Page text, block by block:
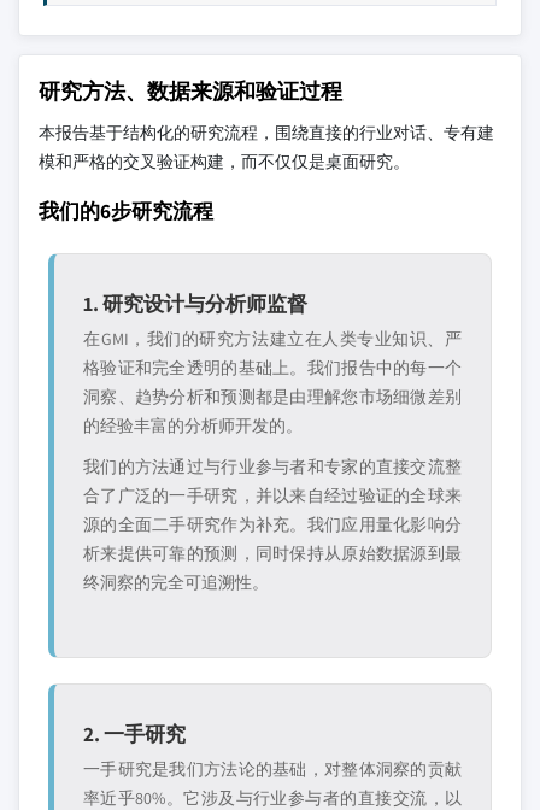
研究方法、数据来源和验证过程
本报告基于结构化的研究流程，围绕直接的行业对话、专有建
模和严格的交叉验证构建，而不仅仅是桌面研究。
我们的6步研究流程
1. 研究设计与分析师监督
在GMI，我们的研究方法建立在人类专业知识、严
格验证和完全透明的基础上。我们报告中的每一个
洞察、趋势分析和预测都是由理解您市场细微差别
的经验丰富的分析师开发的。
我们的方法通过与行业参与者和专家的直接交流整
合了广泛的一手研究，并以来自经过验证的全球来
源的全面二手研究作为补充。我们应用量化影响分
析来提供可靠的预测，同时保持从原始数据源到最
终洞察的完全可追溯性。
2. 一手研究
一手研究是我们方法论的基础，对整体洞察的贡献
率近乎80%。它涉及与行业参与者的直接交流，以